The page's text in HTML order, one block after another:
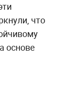
что
основе